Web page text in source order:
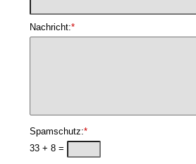
Nachricht:*
Spamschutz:*
33 + 8 =